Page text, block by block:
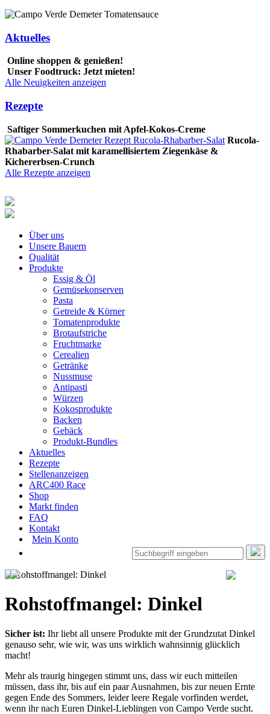
Aktuelles
Online shoppen & genießen!
Unser Foodtruck: Jetzt mieten!
Alle Neuigkeiten anzeigen
Rezepte
Saftiger Sommerkuchen mit Apfel-Kokos-Creme
Rucola-
Rhabarber-Salat mit karamellisiertem Ziegenkäse &
Kichererbsen-Crunch
Alle Rezepte anzeigen
Über uns
Unsere Bauern
Qualität
Produkte
Essig & Öl
Gemüsekonserven
Pasta
Getreide & Körner
Tomatenprodukte
Brotaufstriche
Fruchtmarke
Cerealien
Getränke
Nussmuse
Antipasti
Würzen
Kokosprodukte
Backen
Gebäck
Produkt-Bundles
Aktuelles
Rezepte
Stellenanzeigen
ARC400 Race
Shop
Markt finden
FAQ
Kontakt
Mein Konto
Rohstoffmangel: Dinkel
Sicher ist: Ihr liebt all unsere Produkte mit der Grundzutat Dinkel
genauso sehr, wie wir, was uns wirklich wahnsinnig glücklich
macht!
Mehr als traurig hingegen stimmt uns, dass wir euch mitteilen
müssen, dass ihr, bis auf ein paar Ausnahmen, bis zur neuen Ernte
gegen Ende des Sommers, leider leere Regale vorfinden werdet,
wenn ihr nach Euren Dinkel-Lieblingen von Campo Verde sucht.